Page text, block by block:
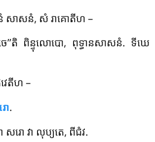
នំ សាសនំ, សំ រាគោតីហ –
ចេ’’តិ ពិន្ទុលោបោ, ពុទ្ធានសាសនំ. ទីឃេ
េតីហ –
ោ.
សរោ វា លុប្យតេ, ពីជំវ.